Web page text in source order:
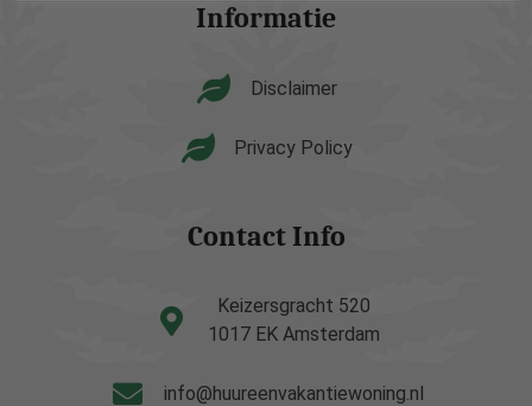
Informatie
Disclaimer
Privacy Policy
Contact Info
Keizersgracht 520
1017 EK Amsterdam
info@huureenvakantiewoning.nl